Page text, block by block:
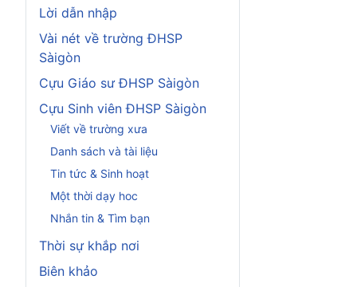
Lời dẫn nhập
Vài nét về trường ĐHSP
Sàigòn
Cựu Giáo sư ĐHSP Sàigòn
Cựu Sinh viên ĐHSP Sàigòn
Viết về trường xưa
Danh sách và tài liệu
Tin tức & Sinh hoạt
Một thời dạy hoc
Nhắn tin & Tìm bạn
Thời sự khắp nơi
Biên khảo